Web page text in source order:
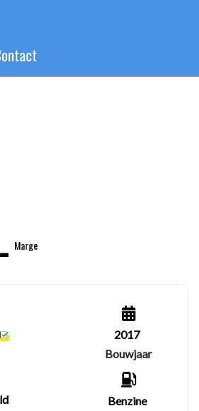
Marge
2017
Bouwjaar
Benzine